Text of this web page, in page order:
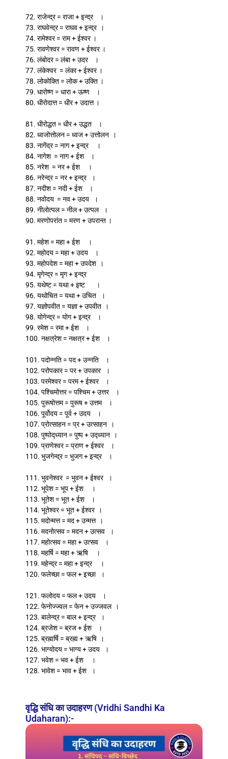
72. राजेन्द्र = राजा + इन्द्र ।
73. राघवेन्द्र = राघव + इन्द्र ।
74. रामेश्वर = राम + ईश्वर ।
75. रावणेश्वर = रावण + ईश्वर ।
76. लंबोदर = लंबा + उदर ।
77. लंकेश्वर = लंका + ईश्वर ।
78. लोकोक्ति = लोक + उक्ति ।
79. धारोष्ण = धारा + ऊष्ण ।
80. धीरोदात्त = धीर + उदात्त ।
81. धीरोद्धत = धीर + उद्धत ।
82. ध्वजोत्तोलन = ध्वज + उत्तोलन ।
83. नागेंद्र = नाग + इन्द्र ।
84. नागेश = नाग + ईश ।
85. नरेश = नर + ईश ।
86. नरेन्द्र = नर + इन्द्र ।
87. नदीश = नदी + ईश ।
88. नवोदय = नव + उदय ।
89. नीलोत्पल = नील + उत्पल ।
90. मरणोपरांत = मरण + उपरान्त ।
91. महेश = महा + ईश ।
92. महोदय = महा + उदय ।
93. महोपदेश = महा + उपदेश ।
94. मृगेन्द्र = मृग + इन्द्र
95. यथेष्ट = यथा + इष्ट ।
96. यथोचित = यथा + उचित ।
97. यज्ञोपवीत = यज्ञा + उपवीत ।
98. योगेन्द्र = योग + इन्द्र ।
99. रमेश = रमा + ईश ।
100. नक्षत्रेश = नक्षत्र + ईश ।
101. पदोन्नति = पद + उन्नति ।
102. परोपकार = पर + उपकार ।
103. परमेश्वर = परम + ईश्वर ।
104. पश्चिमोत्तर = पश्चिम + उत्तर ।
105. पुरूषोत्तम = पुरूष + उत्तम ।
106. पूर्वोदय = पूर्व + उदय ।
107. प्रोत्साहन = प्र + उत्साहन ।
108. पुष्पोद्ध्यान = पुष्प + उद्ध्यान ।
109. प्राणेश्वर = प्राण + ईश्वर ।
110. भुजगेन्द्र = भुजग + इन्द्र ।
111. भुवनेश्वर = भुवन + ईश्वर ।
112. भूपेश = भूप + ईश ।
113. भूतेश = भूत + ईश ।
114. भूतेश्वर = भूत + ईश्वर ।
115. मदोन्मत्त = मद + उन्मत्त ।
116. मदनोत्सव = मदन + उत्सव ।
117. महोत्सव = महा + उत्सव ।
118. महर्षि = महा + ऋषि ।
119. महेन्द्र = महा + इन्द्र ।
120. फलेच्छा = फल + इच्छा ।
121. फलोदय = फल + उदय ।
122. फेनोज्ज्वल = फेन + उज्जवल ।
123. बालेन्द्र = बाल + इन्द्र ।
124. ब्रजेश = ब्रज + ईश ।
125. ब्रह्मर्षि = ब्रह्म + ऋषि ।
126. भाग्योदय = भाग्य + उदय ।
127. भवेश = भव + ईश ।
128. भावेश = भाव + ईश ।
वृद्धि संधि का उदाहरण (Vridhi Sandhi Ka
Udaharan):-